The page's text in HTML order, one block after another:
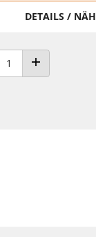
DETAILS /
VERRINGERN
ANZAHL